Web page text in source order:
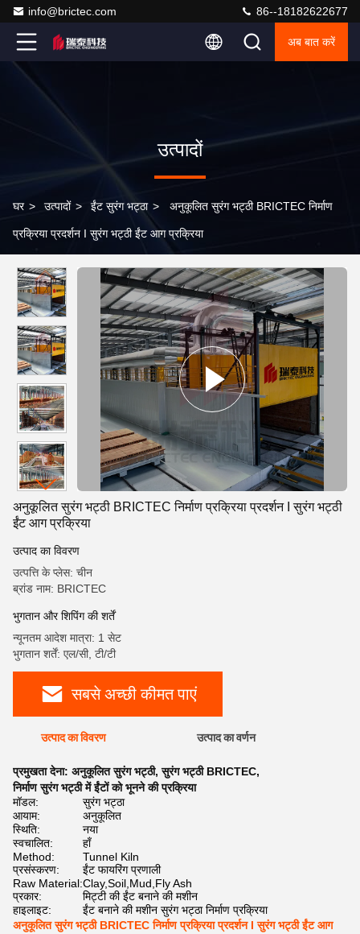
info@brictec.com 86--18182622677
अब बात करें
उत्पादों
घर > उत्पादों > ईंट सुरंग भट्ठा > अनुकूलित सुरंग भट्ठी BRICTEC निर्माण
प्रक्रिया प्रदर्शन I सुरंग भट्ठी ईंट आग प्रक्रिया
अनुकूलित सुरंग भट्ठी BRICTEC निर्माण प्रक्रिया प्रदर्शन I सुरंग भट्ठी
ईंट आग प्रक्रिया
उत्पाद का विवरण
उत्पत्ति के प्लेस: चीन
ब्रांड नाम: BRICTEC
भुगतान और शिपिंग की शर्तें
न्यूनतम आदेश मात्रा: 1 सेट
भुगतान शर्तें: एल/सी, टी/टी
सबसे अच्छी कीमत पाएं
उत्पाद का विवरण उत्पाद का वर्णन
प्रमुखता देना: अनुकूलित सुरंग भट्ठी,सुरंग भट्ठी BRICTEC,
निर्माण सुरंग भट्ठी में ईंटों को भूनने की प्रक्रिया
मॉडल:
सुरंग भट्ठा
आयाम:
अनुकूलित
स्थिति:
नया
स्वचालित:
हाँ
Method:
Tunnel Kiln
प्रसंस्करण:
ईंट फायरिंग प्रणाली
Raw Material:Clay,Soil,Mud,Fly Ash
प्रकार:
मिट्टी की ईंट बनाने की मशीन
हाइलाइट:
ईंट बनाने की मशीन सुरंग भट्ठा निर्माण प्रक्रिया
अनुकूलित सुरंग भट्ठी BRICTEC निर्माण प्रक्रिया प्रदर्शन I सुरंग भट्ठी ईंट आग